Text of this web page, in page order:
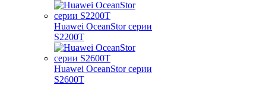
Huawei OceanStor серии
S2200T
Huawei OceanStor серии
S2600T